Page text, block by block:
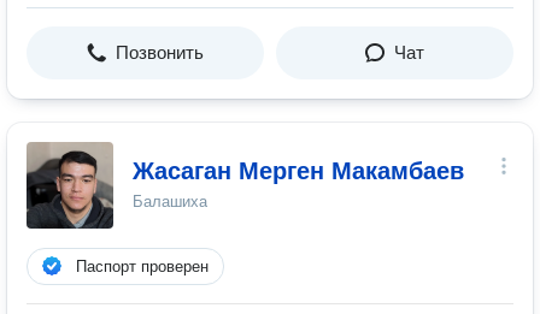
Позвонить Чат
Жасаган Мерген Макамбаев
Балашиха
Паспорт проверен